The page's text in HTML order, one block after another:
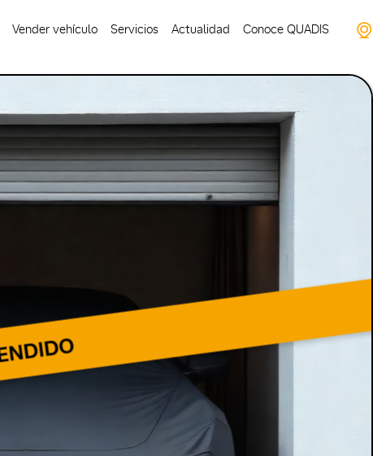
Vender vehículo Servicios Actualidad Conoce QUADIS